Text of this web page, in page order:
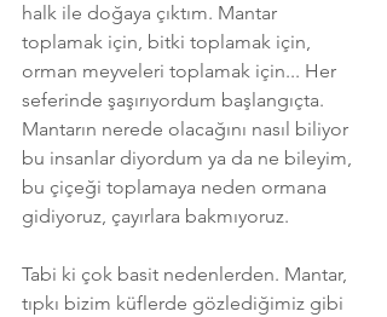
halk ile doğaya çıktım. Mantar
toplamak için, bitki toplamak için,
orman meyveleri toplamak için... Her
seferinde şaşırıyordum başlangıçta.
Mantarın nerede olacağını nasıl biliyor
bu insanlar diyordum ya da ne bileyim,
bu çiçeği toplamaya neden ormana
gidiyoruz, çayırlara bakmıyoruz.
Tabi ki çok basit nedenlerden. Mantar,
tıpkı bizim küflerde gözlediğimiz gibi